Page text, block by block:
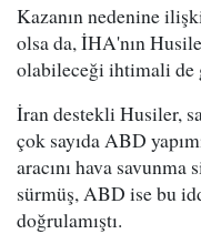
Kazanın nedenine
olsa da, İHA'nın
olabileceği ihtimali de
İran destekli Husiler,
çok sayıda ABD
aracını hava
sürmüş, ABD ise bu
doğrulamıştı.